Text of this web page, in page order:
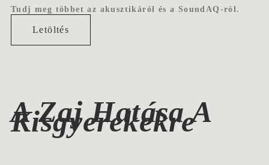
Tudj meg többet az akusztikáról és a SoundAQ-ról.
Letöltés
A Zaj Hatása A
Kisgyerekekre